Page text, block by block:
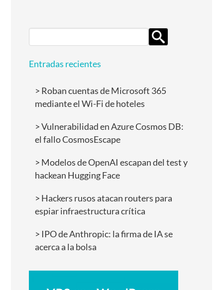
for:
Entradas recientes
Roban cuentas de Microsoft 365
mediante el Wi-Fi de hoteles
Vulnerabilidad en Azure Cosmos DB:
el fallo CosmosEscape
Modelos de OpenAI escapan del test y
hackean Hugging Face
Hackers rusos atacan routers para
espiar infraestructura crítica
IPO de Anthropic: la firma de IA se
acerca a la bolsa